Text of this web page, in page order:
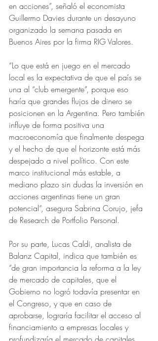
en acciones”, señaló el economista
Guillermo Davies durante un desayuno
organizado la semana pasada en
Buenos Aires por la firma RIG Valores.
“Lo que está en juego en el mercado
local es la expectativa de que el país se
una al “club emergente”, porque eso
haría que grandes flujos de dinero se
posicionen en la Argentina. Pero también
influye de forma positiva una
macroeconomía que finalmente despega
y el hecho de que el horizonte está más
despejado a nivel político. Con este
marco institucional más estable, a
mediano plazo sin dudas la inversión en
acciones argentinas tiene un gran
potencial”, asegura Sabrina Corujo, jefa
de Research de Portfolio Personal.
Por su parte, Lucas Caldi, analista de
Balanz Capital, indica que también es
“de gran importancia la reforma a la ley
de mercado de capitales, que el
Gobierno no logró todavía presentar en
el Congreso, y que en caso de
aprobarse, lograría facilitar el acceso al
financiamiento a empresas locales y